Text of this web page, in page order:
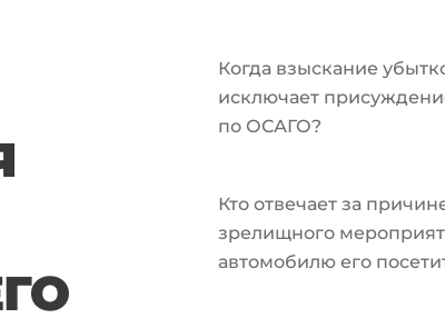
Когда взыскание
исключает
по ОСАГО?
Кто отвечает за
зрелищного
автомобилю его